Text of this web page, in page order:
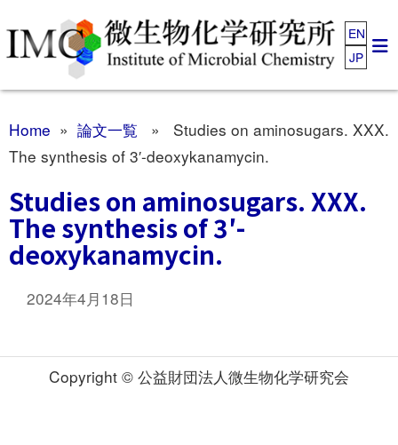
EN
JP
Home » 論文一覧 » Studies on aminosugars. XXX.
The synthesis of 3′-deoxykanamycin.
Studies on aminosugars. XXX.
The synthesis of 3′-
deoxykanamycin.
2024年4月18日
Copyright © 公益財団法人微生物化学研究会